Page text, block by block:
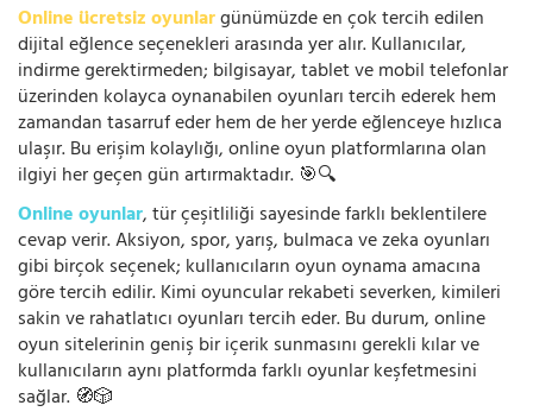
Online ücretsiz oyunlargünümüzde en çok tercih edilen
dijital eğlence seçenekleri arasında yer alır. Kullanıcılar,
indirme gerektirmeden; bilgisayar, tablet ve mobil telefonlar
üzerinden kolayca oynanabilen oyunları tercih ederek hem
zamandan tasarruf eder hem de her yerde eğlenceye hızlıca
ulaşır. Bu erişim kolaylığı, online oyun platformlarına olan
ilgiyi her geçen gün artırmaktadır. 🎯🔍
Online oyunlar, tür çeşitliliği sayesinde farklı beklentilere
cevap verir. Aksiyon, spor, yarış, bulmaca ve zeka oyunları
gibi birçok seçenek; kullanıcıların oyun oynama amacına
göre tercih edilir. Kimi oyuncular rekabeti severken, kimileri
sakin ve rahatlatıcı oyunları tercih eder. Bu durum, online
oyun sitelerinin geniş bir içerik sunmasını gerekli kılar ve
kullanıcıların aynı platformda farklı oyunlar keşfetmesini
sağlar. 🧭🎲